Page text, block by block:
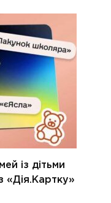
із дітьми
«Дія.Картку»